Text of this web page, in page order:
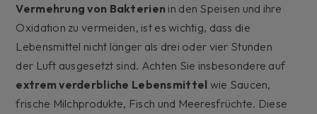
Vermehrung von Bakterien in den Speisen und ihre
Oxidation zu vermeiden, ist es wichtig, dass die
Lebensmittel nicht länger als drei oder vier Stunden
der Luft ausgesetzt sind. Achten Sie insbesondere auf
extrem verderbliche Lebensmittel wie Saucen,
frische Milchprodukte, Fisch und Meeresfrüchte. Diese